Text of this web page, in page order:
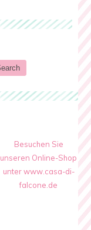
Besuchen Sie
unseren Online-Shop
unter www.casa-di-
falcone.de